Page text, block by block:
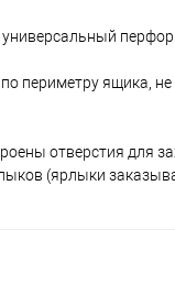
универсальный
периметру ящика,
отверстия для
(ярлыки